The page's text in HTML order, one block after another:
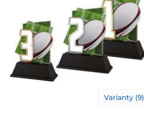
Varianty (9)